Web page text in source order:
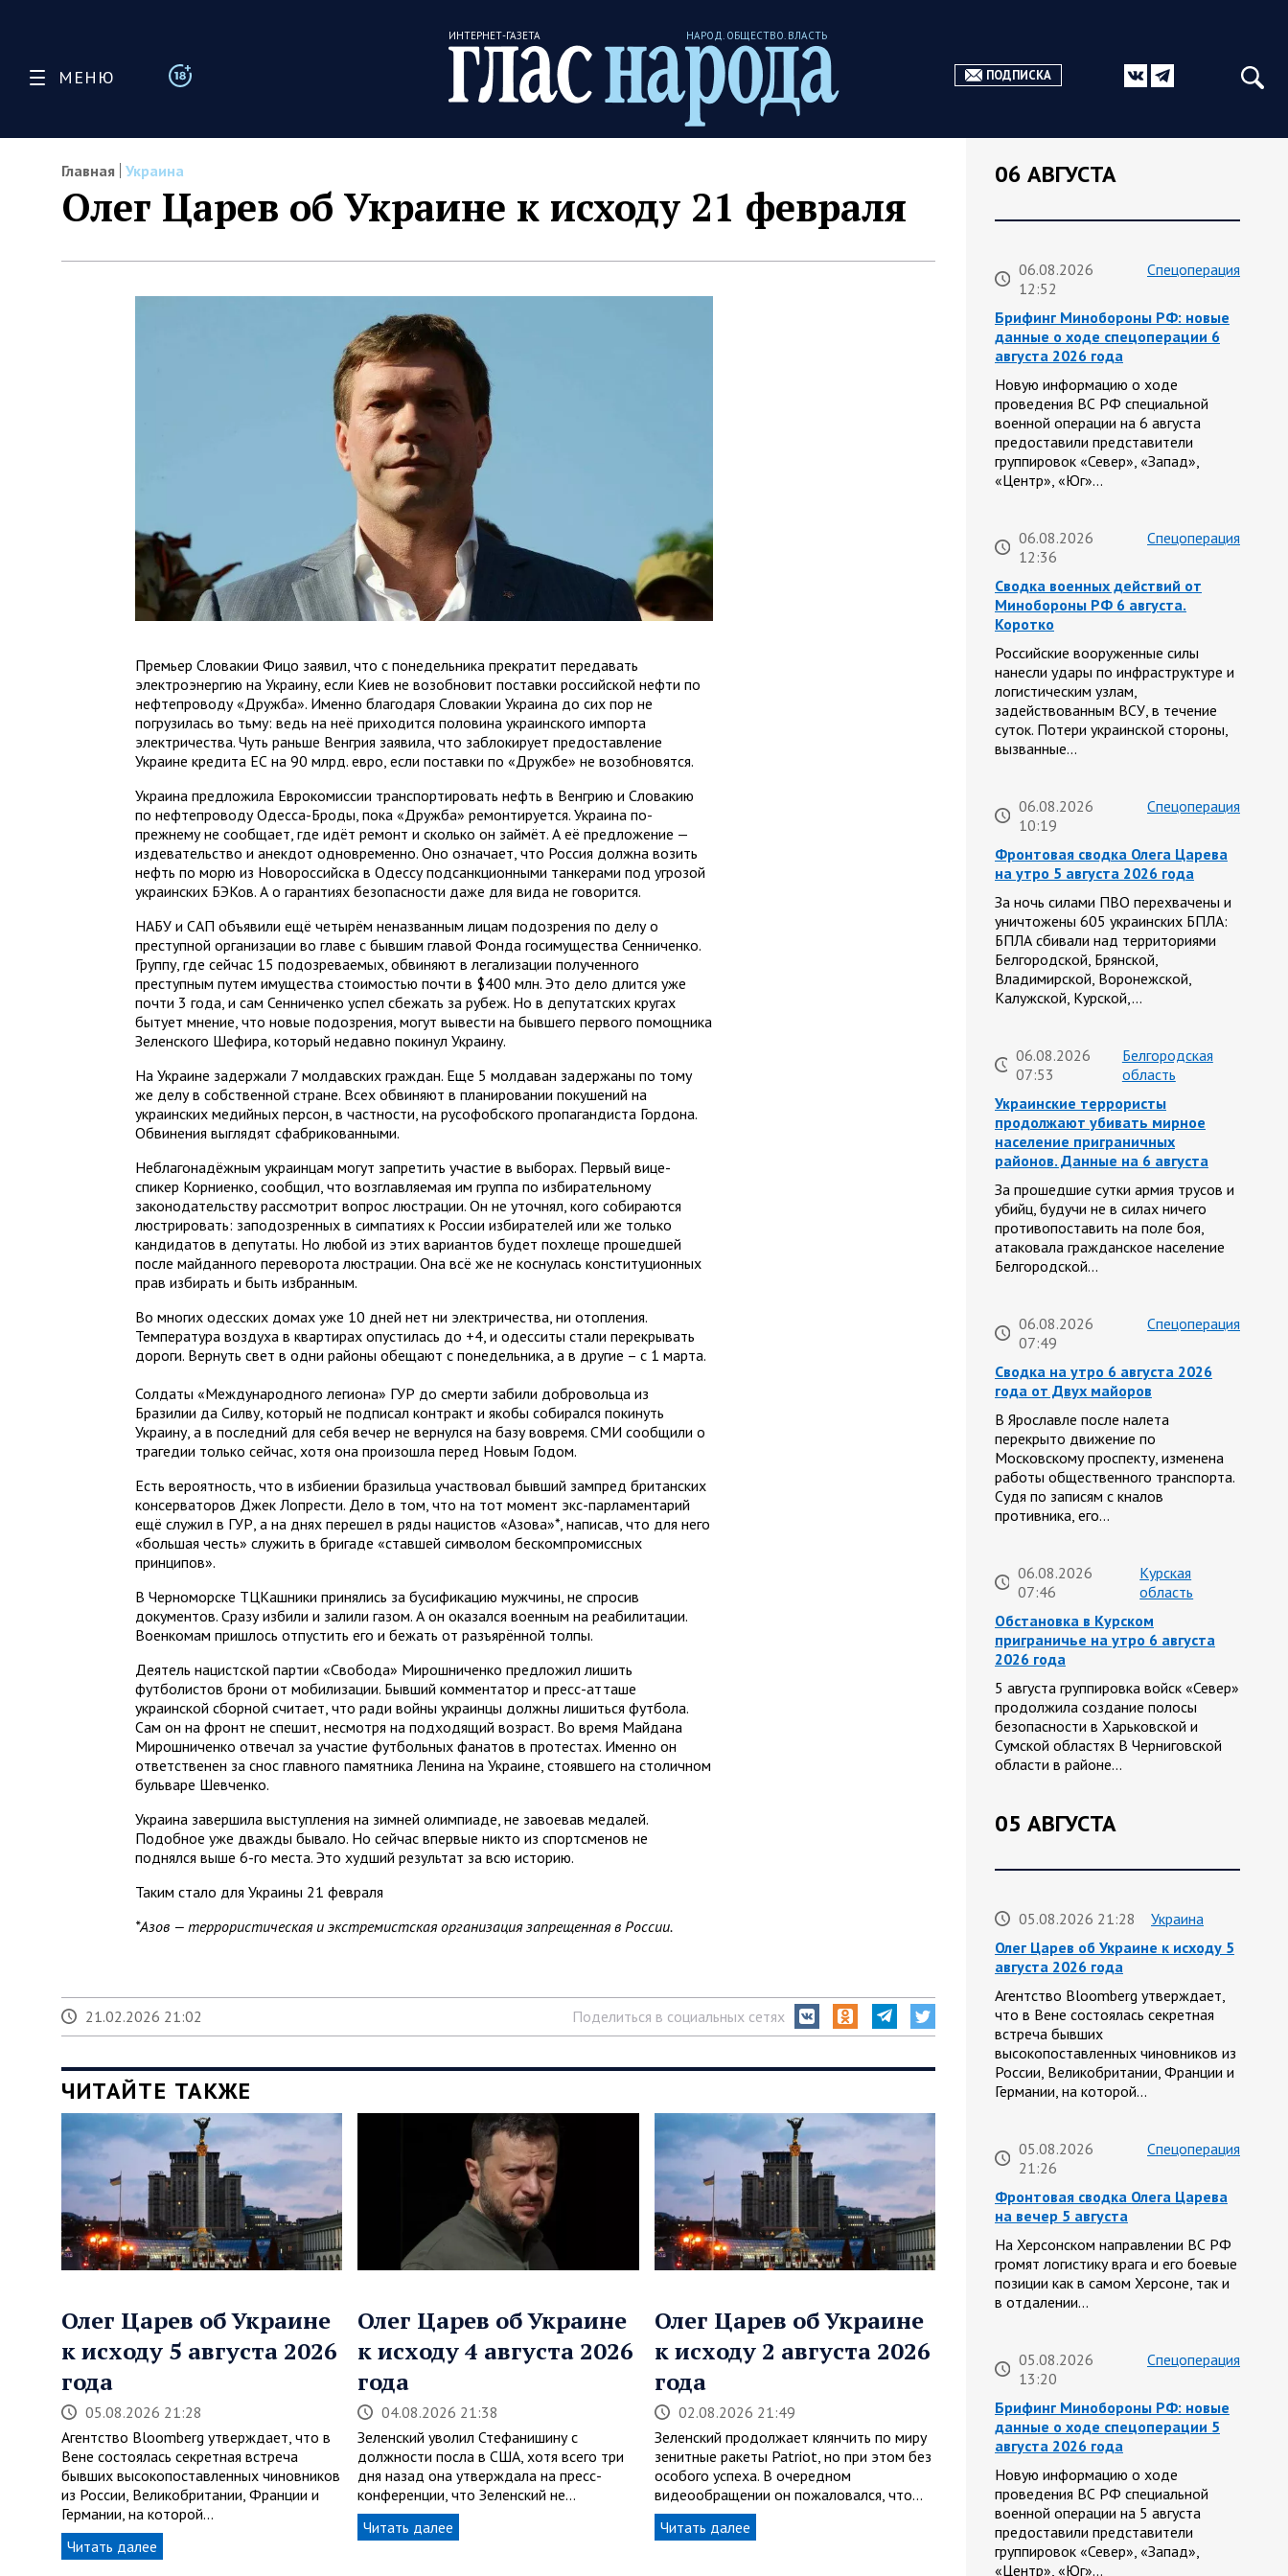
МЕНЮ
ИНТЕРНЕТ-ГАЗЕТА НАРОД. ОБЩЕСТВО. ВЛАСТЬ
ПОДПИСКА
Главная Украина
Олег Царев об Украине к исходу 21 февраля
Премьер Словакии Фицо заявил, что с понедельника прекратит передавать
электроэнергию на Украину, если Киев не возобновит поставки российской нефти по
нефтепроводу «Дружба». Именно благодаря Словакии Украина до сих пор не
погрузилась во тьму: ведь на неё приходится половина украинского импорта
электричества. Чуть раньше Венгрия заявила, что заблокирует предоставление
Украине кредита ЕС на 90 млрд. евро, если поставки по «Дружбе» не возобновятся.
Украина предложила Еврокомиссии транспортировать нефть в Венгрию и Словакию
по нефтепроводу Одесса-Броды, пока «Дружба» ремонтируется. Украина по-
прежнему не сообщает, где идёт ремонт и сколько он займёт. А её предложение —
издевательство и анекдот одновременно. Оно означает, что Россия должна возить
нефть по морю из Новороссийска в Одессу подсанкционными танкерами под угрозой
украинских БЭКов. А о гарантиях безопасности даже для вида не говорится.
НАБУ и САП объявили ещё четырём неназванным лицам подозрения по делу о
преступной организации во главе с бывшим главой Фонда госимущества Сенниченко.
Группу, где сейчас 15 подозреваемых, обвиняют в легализации полученного
преступным путем имущества стоимостью почти в $400 млн. Это дело длится уже
почти 3 года, и сам Сенниченко успел сбежать за рубеж. Но в депутатских кругах
бытует мнение, что новые подозрения, могут вывести на бывшего первого помощника
Зеленского Шефира, который недавно покинул Украину.
На Украине задержали 7 молдавских граждан. Еще 5 молдаван задержаны по тому
же делу в собственной стране. Всех обвиняют в планировании покушений на
украинских медийных персон, в частности, на русофобского пропагандиста Гордона.
Обвинения выглядят сфабрикованными.
Неблагонадёжным украинцам могут запретить участие в выборах. Первый вице-
спикер Корниенко, сообщил, что возглавляемая им группа по избирательному
законодательству рассмотрит вопрос люстрации. Он не уточнял, кого собираются
люстрировать: заподозренных в симпатиях к России избирателей или же только
кандидатов в депутаты. Но любой из этих вариантов будет похлеще прошедшей
после майданного переворота люстрации. Она всё же не коснулась конституционных
прав избирать и быть избранным.
Во многих одесских домах уже 10 дней нет ни электричества, ни отопления.
Температура воздуха в квартирах опустилась до +4, и одесситы стали перекрывать
дороги. Вернуть свет в одни районы обещают с понедельника, а в другие – с 1 марта.
Солдаты «Международного легиона» ГУР до смерти забили добровольца из
Бразилии да Силву, который не подписал контракт и якобы собирался покинуть
Украину, а в последний для себя вечер не вернулся на базу вовремя. СМИ сообщили о
трагедии только сейчас, хотя она произошла перед Новым Годом.
Есть вероятность, что в избиении бразильца участвовал бывший зампред британских
консерваторов Джек Лопрести. Дело в том, что на тот момент экс-парламентарий
ещё служил в ГУР, а на днях перешел в ряды нацистов «Азова»*, написав, что для него
«большая честь» служить в бригаде «ставшей символом бескомпромиссных
принципов».
В Черноморске ТЦКашники принялись за бусификацию мужчины, не спросив
документов. Сразу избили и залили газом. А он оказался военным на реабилитации.
Военкомам пришлось отпустить его и бежать от разъярённой толпы.
Деятель нацистской партии «Свобода» Мирошниченко предложил лишить
футболистов брони от мобилизации. Бывший комментатор и пресс-атташе
украинской сборной считает, что ради войны украинцы должны лишиться футбола.
Сам он на фронт не спешит, несмотря на подходящий возраст. Во время Майдана
Мирошниченко отвечал за участие футбольных фанатов в протестах. Именно он
ответственен за снос главного памятника Ленина на Украине, стоявшего на столичном
бульваре Шевченко.
Украина завершила выступления на зимней олимпиаде, не завоевав медалей.
Подобное уже дважды бывало. Но сейчас впервые никто из спортсменов не
поднялся выше 6-го места. Это худший результат за всю историю.
Таким стало для Украины 21 февраля
*Азов — террористическая и экстремистская организация запрещенная в России.
21.02.2026 21:02 Поделиться в социальных сетях
ЧИТАЙТЕ ТАКЖЕ
Олег Царев об Украине
к исходу 5 августа 2026
года
05.08.2026 21:28
Агентство Bloomberg утверждает, что в
Вене состоялась секретная встреча
бывших высокопоставленных чиновников
из России, Великобритании, Франции и
Германии, на которой…
Читать далее
Олег Царев об Украине
к исходу 4 августа 2026
года
04.08.2026 21:38
Зеленский уволил Стефанишину с
должности посла в США, хотя всего три
дня назад она утверждала на пресс-
конференции, что Зеленский не…
Читать далее
Олег Царев об Украине
к исходу 2 августа 2026
года
02.08.2026 21:49
Зеленский продолжает клянчить по миру
зенитные ракеты Patriot, но при этом без
особого успеха. В очередном
видеообращении он пожаловался, что…
Читать далее
06 АВГУСТА
06.08.2026
12:52
Спецоперация
Брифинг Минобороны РФ: новые
данные о ходе спецоперации 6
августа 2026 года
Новую информацию о ходе
проведения ВС РФ специальной
военной операции на 6 августа
предоставили представители
группировок «Север», «Запад»,
«Центр», «Юг»…
06.08.2026
12:36
Спецоперация
Сводка военных действий от
Минобороны РФ 6 августа.
Коротко
Российские вооруженные силы
нанесли удары по инфраструктуре и
логистическим узлам,
задействованным ВСУ, в течение
суток. Потери украинской стороны,
вызванные…
06.08.2026
10:19
Спецоперация
Фронтовая сводка Олега Царева
на утро 5 августа 2026 года
За ночь силами ПВО перехвачены и
уничтожены 605 украинских БПЛА:
БПЛА сбивали над территориями
Белгородской, Брянской,
Владимирской, Воронежской,
Калужской, Курской,…
06.08.2026
07:53
Белгородская
область
Украинские террористы
продолжают убивать мирное
население приграничных
районов. Данные на 6 августа
За прошедшие сутки армия трусов и
убийц, будучи не в силах ничего
противопоставить на поле боя,
атаковала гражданское население
Белгородской…
06.08.2026
07:49
Спецоперация
Сводка на утро 6 августа 2026
года от Двух майоров
В Ярославле после налета
перекрыто движение по
Московскому проспекту, изменена
работы общественного транспорта.
Судя по записям с кналов
противника, его…
06.08.2026
07:46
Курская
область
Обстановка в Курском
приграничье на утро 6 августа
2026 года
5 августа группировка войск «Север»
продолжила создание полосы
безопасности в Харьковской и
Сумской областях В Черниговской
области в районе…
05 АВГУСТА
05.08.2026 21:28
Украина
Олег Царев об Украине к исходу 5
августа 2026 года
Агентство Bloomberg утверждает,
что в Вене состоялась секретная
встреча бывших
высокопоставленных чиновников из
России, Великобритании, Франции и
Германии, на которой…
05.08.2026
21:26
Спецоперация
Фронтовая сводка Олега Царева
на вечер 5 августа
На Херсонском направлении ВС РФ
громят логистику врага и его боевые
позиции как в самом Херсоне, так и
в отдалении…
05.08.2026
13:20
Спецоперация
Брифинг Минобороны РФ: новые
данные о ходе спецоперации 5
августа 2026 года
Новую информацию о ходе
проведения ВС РФ специальной
военной операции на 5 августа
предоставили представители
группировок «Север», «Запад»,
«Центр», «Юг»…